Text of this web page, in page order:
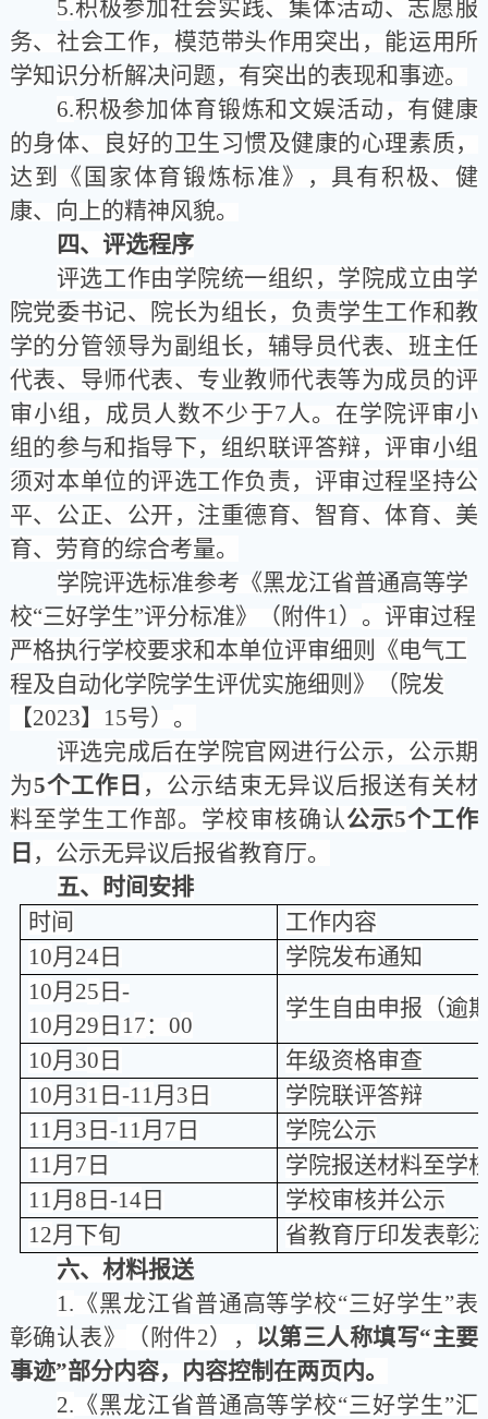
5.积极参加社会实践、集体活动、志愿服
务、社会工作，模范带头作用突出，能运用所
学知识分析解决问题，有突出的表现和事迹。
6.积极参加体育锻炼和文娱活动，有健康
的身体、良好的卫生习惯及健康的心理素质，
达到《国家体育锻炼标准》，具有积极、健
康、向上的精神风貌。
四、评选程序
评选工作由学院统一组织，学院成立由学
院党委书记、院长为组长，负责学生工作和教
学的分管领导为副组长，辅导员代表、班主任
代表、导师代表、专业教师代表等为成员的评
审小组，成员人数不少于7人。在学院评审小
组的参与和指导下，组织联评答辩 ，评审小组
须对本单位的评选工作负责，评审过程坚持公
平、公正、公开，注重德育、智育、体育、美
育、劳育的综合考量。
学院评选标准参考《黑龙江省普通高等学
校“三好学生”评分标准》（附件1） 。评审过程
严格执行学校要求和本单位评审细则《电气工
程及自动化学院学生评优实施细则》（院发
【2023】 15号） 。
评选完成后在学院官网进行公示， 公示期
为5个工作日 ，公示结束无异议后报送有关材
料至学生工作部。学校审核确认公示5个工作
日 ，公示无异议后报省教育厅。
五、时间安排
时间
工作内容
10月 24日
学院发布通知
10月 25 日 -
10月 29 日 17： 00
学生自由申报（逾
10月 30 日
年级资格审查
10月 31 日 -11月 3 日
学院联评答辩
11月 3 日 -11月 7 日
学院公示
11月 7 日
学院报送材料至学
11月 8 日 -14日
学校审核并公示
12月下旬
省教育厅印发表彰
六、材料报送
1. 《黑龙江省普通高等学校“三好学生”表
彰确认表》
（ 附件2） ， 以第三人称填写“主要
事迹”部分内容，内容控制在两页内。
2. 《黑龙江省普通高等学校“三好学生”汇